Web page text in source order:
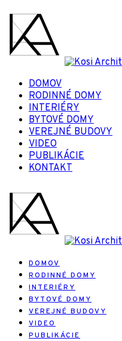
DOMOV
RODINNÉ DOMY
INTERIÉRY
BYTOVÉ DOMY
VEREJNÉ BUDOVY
VIDEO
PUBLIKÁCIE
KONTAKT
DOMOV
RODINNÉ DOMY
INTERIÉRY
BYTOVÉ DOMY
VEREJNÉ BUDOVY
VIDEO
PUBLIKÁCIE